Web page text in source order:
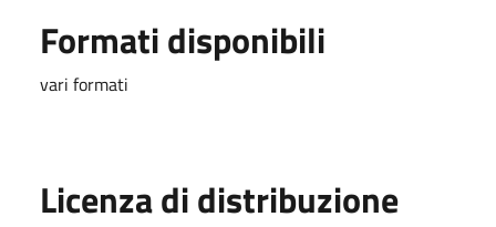
Formati disponibili
vari formati
Licenza di distribuzione